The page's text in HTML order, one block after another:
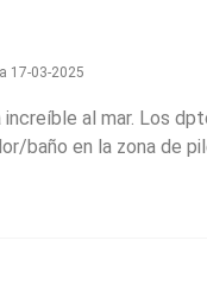
17-03-2025
increíble al mar. Los
baño en la zona de